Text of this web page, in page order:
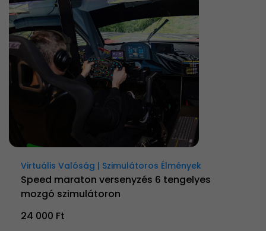
Virtuális Valóság | Szimulátoros Élmények
Speed maraton versenyzés 6 tengelyes
mozgó szimulátoron
24 000 Ft